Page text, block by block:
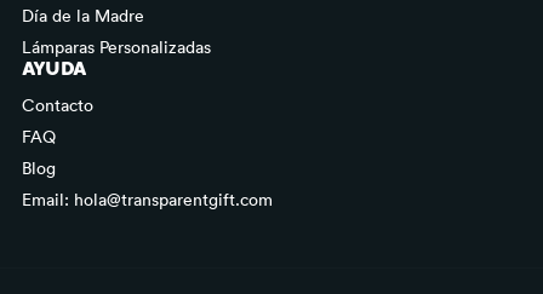
Día de la Madre
Lámparas Personalizadas
AYUDA
Contacto
FAQ
Blog
Email: hola@transparentgift.com